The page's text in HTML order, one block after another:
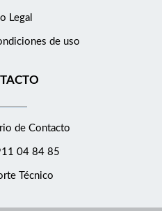
Legal
de uso
de Contacto
04 84 85
Técnico